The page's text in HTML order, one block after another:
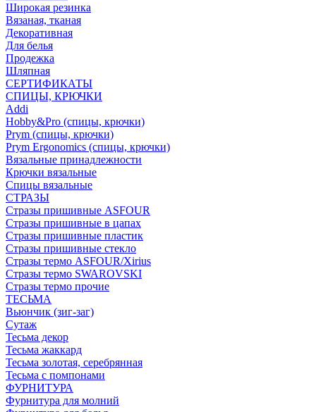
Широкая резинка
Вязаная, тканая
Декоративная
Для белья
Продежка
Шляпная
СЕРТИФИКАТЫ
СПИЦЫ, КРЮЧКИ
Addi
Hobby&Pro (спицы, крючки)
Prym (спицы, крючки)
Prym Ergonomics (спицы, крючки)
Вязальные принадлежности
Крючки вязальные
Спицы вязальные
СТРАЗЫ
Стразы пришивные ASFOUR
Стразы пришивные в цапах
Стразы пришивные пластик
Стразы пришивные стекло
Стразы термо ASFOUR/Xirius
Стразы термо SWAROVSKI
Стразы термо прочие
ТЕСЬМА
Вьюнчик (зиг-заг)
Сутаж
Тесьма декор
Тесьма жаккард
Тесьма золотая, серебрянная
Тесьма с помпонами
ФУРНИТУРА
Фурнитура для молний